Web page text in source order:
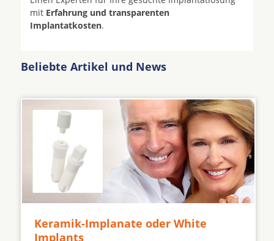
mit Erfahrung und transparenten
Implantatkosten.
Beliebte Artikel und News
Keramik-Implanate oder White
Implants